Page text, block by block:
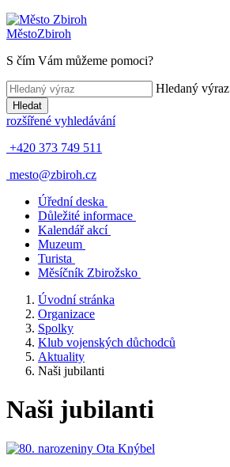
MěstoZbiroh
S čím Vám můžeme pomoci?
Hledaný výraz
Hledat
rozšířené vyhledávání
+420 373 749 511
mesto@zbiroh.cz
Úřední deska
Důležité informace
Kalendář akcí
Muzeum
Turista
Měsíčník Zbirožsko
Úvodní stránka
Organizace
Spolky
Klub vojenských důchodců
Aktuality
Naši jubilanti
Naši jubilanti